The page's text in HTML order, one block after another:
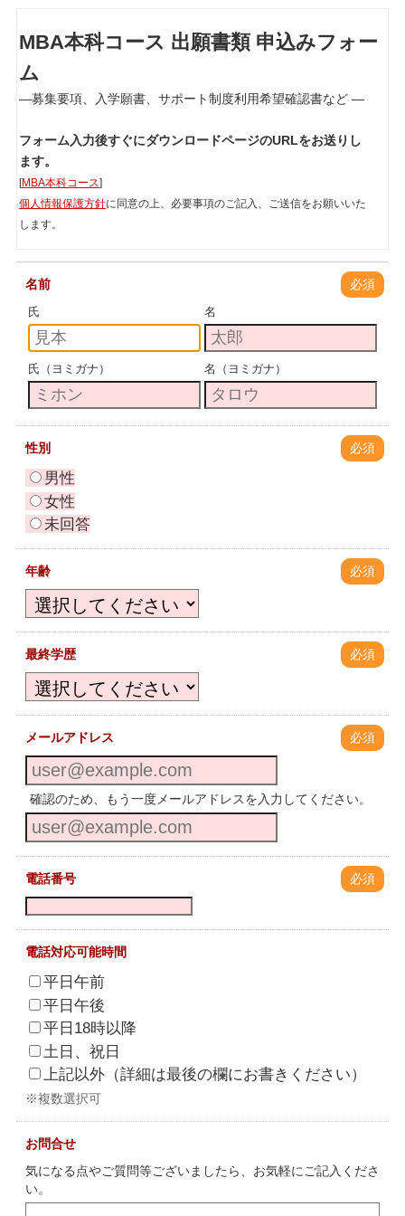
MBA本科コース 出願書類 申込みフォー
ム
―募集要項、入学願書、サポート制度利用希望確認書など ―
フォーム入力後すぐにダウンロードページのURLをお送りし
ます。
[MBA本科コース]
個人情報保護方針に同意の上、必要事項のご記入、ご送信をお願いいた
します。
名前 必須
氏 名
氏（ヨミガナ） 名（ヨミガナ）
性別 必須
男性
女性
未回答
年齢 必須
最終学歴 必須
メールアドレス 必須
確認のため、もう一度メールアドレスを入力してください。
電話番号 必須
電話対応可能時間
平日午前
平日午後
平日18時以降
土日、祝日
上記以外（詳細は最後の欄にお書きください）
※複数選択可
お問合せ
気になる点やご質問等ございましたら、お気軽にご記入くださ
い。